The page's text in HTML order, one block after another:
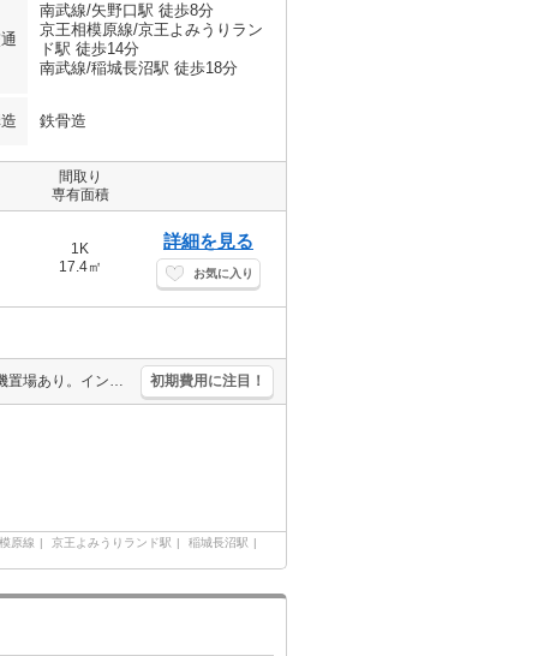
南武線/矢野口駅 徒歩8分
京王相模原線/京王よみうりラン
ド駅 徒歩14分
南武線/稲城長沼駅 徒歩18分
鉄骨造
間取り
専有面積
1K
17.4㎡
詳細を見る
お気に入り
宅配ボックスあり。TVインターホン付き。IH調理器付き。室内に洗濯機置場あり。インターネット無料(契約内容要確認)。 初期費用に注目！
原線 京王よみうりランド駅
稲城長沼駅